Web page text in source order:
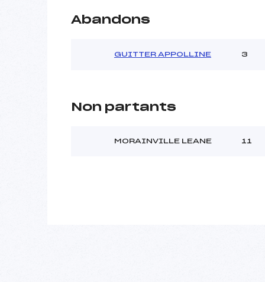
Abandons
GUITTER APPOLLINE 3
Non partants
MORAINVILLE LEANE 11